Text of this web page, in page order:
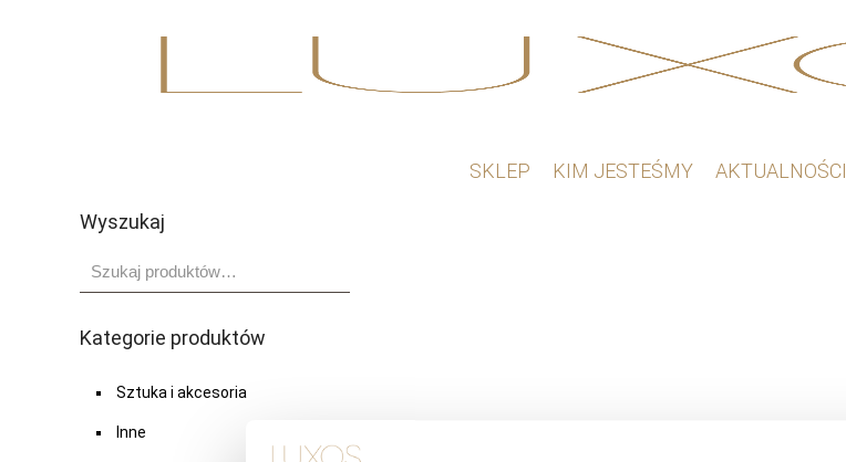
SKLEP KIM JESTEŚMY AKTUALNOŚCI
Nie znaleziono produktów, których szukasz.
Wyszukaj
Kategorie produktów
Sztuka i akcesoria
Inne